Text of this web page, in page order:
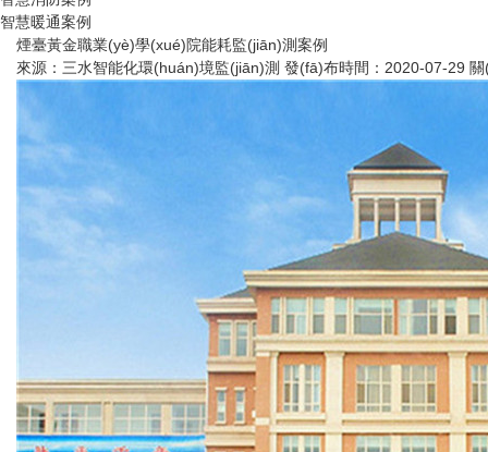
智慧暖通案例
煙臺黃金職業(yè)學(xué)院能耗監(jiān)測案例
來源： 三水智能化環(huán)境監(jiān)測 發(fā)布時間： 2020-07-29